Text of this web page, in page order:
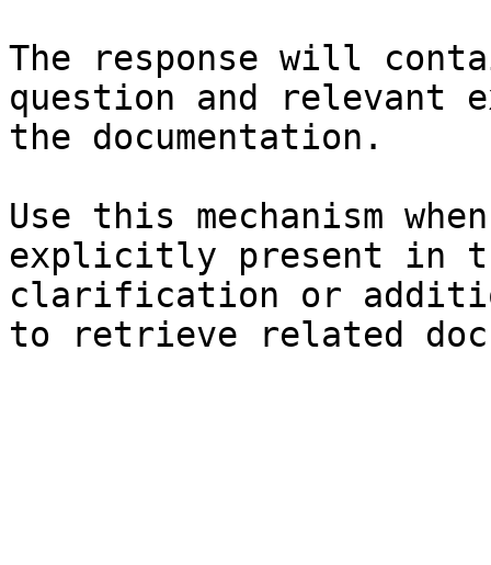
The response will
question and relevant
the documentation.
Use this mechanism
explicitly present in
clarification or